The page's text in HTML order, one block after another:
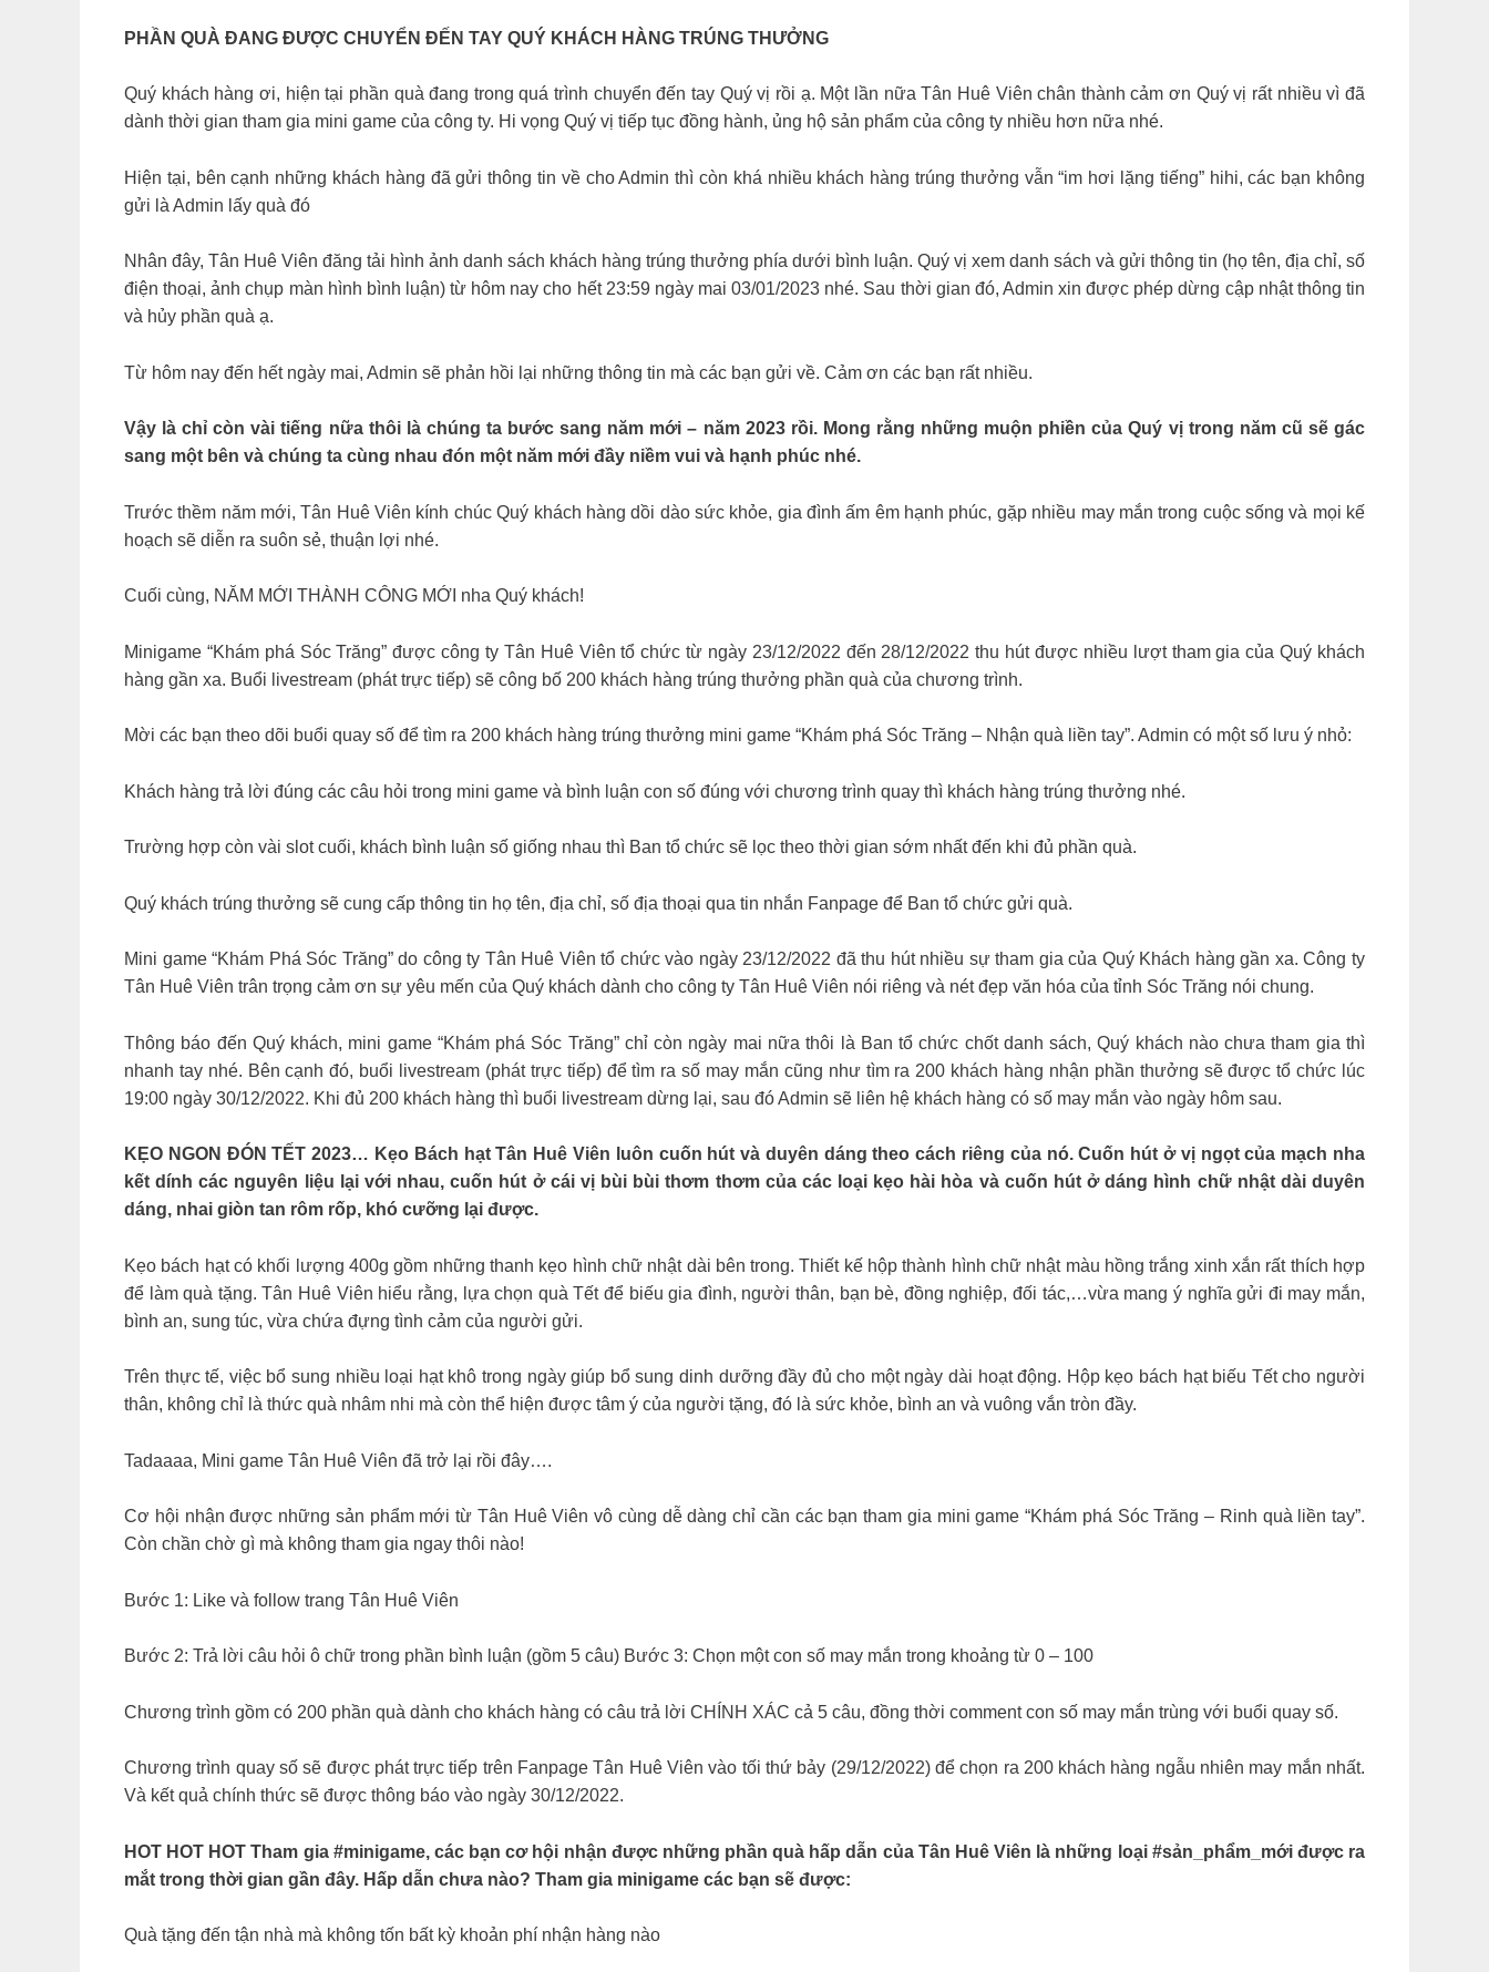
PHẦN QUÀ ĐANG ĐƯỢC CHUYỂN ĐẾN TAY QUÝ KHÁCH HÀNG TRÚNG THƯỞNG
Quý khách hàng ơi, hiện tại phần quà đang trong quá trình chuyển đến tay Quý vị rồi ạ. Một lần nữa Tân Huê Viên chân thành cảm ơn Quý vị rất nhiều vì đã
dành thời gian tham gia mini game của công ty. Hi vọng Quý vị tiếp tục đồng hành, ủng hộ sản phẩm của công ty nhiều hơn nữa nhé.
Hiện tại, bên cạnh những khách hàng đã gửi thông tin về cho Admin thì còn khá nhiều khách hàng trúng thưởng vẫn “im hơi lặng tiếng” hihi, các bạn không
gửi là Admin lấy quà đó
Nhân đây, Tân Huê Viên đăng tải hình ảnh danh sách khách hàng trúng thưởng phía dưới bình luận. Quý vị xem danh sách và gửi thông tin (họ tên, địa chỉ, số
điện thoại, ảnh chụp màn hình bình luận) từ hôm nay cho hết 23:59 ngày mai 03/01/2023 nhé. Sau thời gian đó, Admin xin được phép dừng cập nhật thông tin
và hủy phần quà ạ.
Từ hôm nay đến hết ngày mai, Admin sẽ phản hồi lại những thông tin mà các bạn gửi về. Cảm ơn các bạn rất nhiều.
Vậy là chỉ còn vài tiếng nữa thôi là chúng ta bước sang năm mới – năm 2023 rồi. Mong rằng những muộn phiền của Quý vị trong năm cũ sẽ gác
sang một bên và chúng ta cùng nhau đón một năm mới đầy niềm vui và hạnh phúc nhé.
Trước thềm năm mới, Tân Huê Viên kính chúc Quý khách hàng dồi dào sức khỏe, gia đình ấm êm hạnh phúc, gặp nhiều may mắn trong cuộc sống và mọi kế
hoạch sẽ diễn ra suôn sẻ, thuận lợi nhé.
Cuối cùng, NĂM MỚI THÀNH CÔNG MỚI nha Quý khách!
Minigame “Khám phá Sóc Trăng” được công ty Tân Huê Viên tổ chức từ ngày 23/12/2022 đến 28/12/2022 thu hút được nhiều lượt tham gia của Quý khách
hàng gần xa. Buổi livestream (phát trực tiếp) sẽ công bố 200 khách hàng trúng thưởng phần quà của chương trình.
Mời các bạn theo dõi buổi quay số để tìm ra 200 khách hàng trúng thưởng mini game “Khám phá Sóc Trăng – Nhận quà liền tay”. Admin có một số lưu ý nhỏ:
Khách hàng trả lời đúng các câu hỏi trong mini game và bình luận con số đúng với chương trình quay thì khách hàng trúng thưởng nhé.
Trường hợp còn vài slot cuối, khách bình luận số giống nhau thì Ban tổ chức sẽ lọc theo thời gian sớm nhất đến khi đủ phần quà.
Quý khách trúng thưởng sẽ cung cấp thông tin họ tên, địa chỉ, số địa thoại qua tin nhắn Fanpage để Ban tổ chức gửi quà.
Mini game “Khám Phá Sóc Trăng” do công ty Tân Huê Viên tổ chức vào ngày 23/12/2022 đã thu hút nhiều sự tham gia của Quý Khách hàng gần xa. Công ty
Tân Huê Viên trân trọng cảm ơn sự yêu mến của Quý khách dành cho công ty Tân Huê Viên nói riêng và nét đẹp văn hóa của tỉnh Sóc Trăng nói chung.
Thông báo đến Quý khách, mini game “Khám phá Sóc Trăng” chỉ còn ngày mai nữa thôi là Ban tổ chức chốt danh sách, Quý khách nào chưa tham gia thì
nhanh tay nhé. Bên cạnh đó, buổi livestream (phát trực tiếp) để tìm ra số may mắn cũng như tìm ra 200 khách hàng nhận phần thưởng sẽ được tổ chức lúc
19:00 ngày 30/12/2022. Khi đủ 200 khách hàng thì buổi livestream dừng lại, sau đó Admin sẽ liên hệ khách hàng có số may mắn vào ngày hôm sau.
KẸO NGON ĐÓN TẾT 2023… Kẹo Bách hạt Tân Huê Viên luôn cuốn hút và duyên dáng theo cách riêng của nó. Cuốn hút ở vị ngọt của mạch nha
kết dính các nguyên liệu lại với nhau, cuốn hút ở cái vị bùi bùi thơm thơm của các loại kẹo hài hòa và cuốn hút ở dáng hình chữ nhật dài duyên
dáng, nhai giòn tan rôm rốp, khó cưỡng lại được.
Kẹo bách hạt có khối lượng 400g gồm những thanh kẹo hình chữ nhật dài bên trong. Thiết kế hộp thành hình chữ nhật màu hồng trắng xinh xắn rất thích hợp
để làm quà tặng. Tân Huê Viên hiểu rằng, lựa chọn quà Tết để biếu gia đình, người thân, bạn bè, đồng nghiệp, đối tác,…vừa mang ý nghĩa gửi đi may mắn,
bình an, sung túc, vừa chứa đựng tình cảm của người gửi.
Trên thực tế, việc bổ sung nhiều loại hạt khô trong ngày giúp bổ sung dinh dưỡng đầy đủ cho một ngày dài hoạt động. Hộp kẹo bách hạt biếu Tết cho người
thân, không chỉ là thức quà nhâm nhi mà còn thể hiện được tâm ý của người tặng, đó là sức khỏe, bình an và vuông vắn tròn đầy.
Tadaaaa, Mini game Tân Huê Viên đã trở lại rồi đây….
Cơ hội nhận được những sản phẩm mới từ Tân Huê Viên vô cùng dễ dàng chỉ cần các bạn tham gia mini game “Khám phá Sóc Trăng – Rinh quà liền tay”.
Còn chần chờ gì mà không tham gia ngay thôi nào!
Bước 1: Like và follow trang Tân Huê Viên
Bước 2: Trả lời câu hỏi ô chữ trong phần bình luận (gồm 5 câu) Bước 3: Chọn một con số may mắn trong khoảng từ 0 – 100
Chương trình gồm có 200 phần quà dành cho khách hàng có câu trả lời CHÍNH XÁC cả 5 câu, đồng thời comment con số may mắn trùng với buổi quay số.
Chương trình quay số sẽ được phát trực tiếp trên Fanpage Tân Huê Viên vào tối thứ bảy (29/12/2022) để chọn ra 200 khách hàng ngẫu nhiên may mắn nhất.
Và kết quả chính thức sẽ được thông báo vào ngày 30/12/2022.
HOT HOT HOT Tham gia #minigame, các bạn cơ hội nhận được những phần quà hấp dẫn của Tân Huê Viên là những loại #sản_phẩm_mới được ra
mắt trong thời gian gần đây. Hấp dẫn chưa nào? Tham gia minigame các bạn sẽ được:
Quà tặng đến tận nhà mà không tốn bất kỳ khoản phí nhận hàng nào